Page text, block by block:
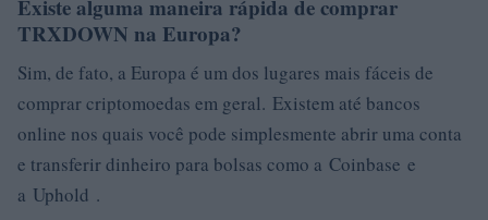
Existe alguma maneira rápida de comprar
TRXDOWN na Europa?
Sim, de fato, a Europa é um dos lugares mais fáceis de
comprar criptomoedas em geral. Existem até bancos
online nos quais você pode simplesmente abrir uma conta
e transferir dinheiro para bolsas como a Coinbase e
a Uphold .